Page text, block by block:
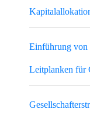
Einführung von
Leitplanken für